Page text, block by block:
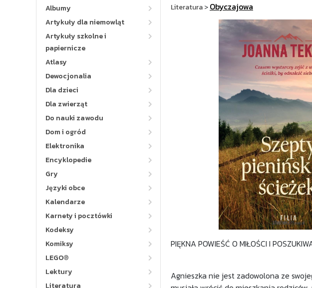
Albumy
Artykuły dla niemowląt
Artykuły szkolne i
papiernicze
Atlasy
Dewocjonalia
Dla dzieci
Dla zwierząt
Do nauki zawodu
Dom i ogród
Elektronika
Encyklopedie
Gry
Języki obce
Kalendarze
Karnety i pocztówki
Kodeksy
Komiksy
LEGO®
Lektury
Literatura
Literatura>Obyczajowa
PIĘKNA POWIEŚĆ O MIŁOŚCI I
Agnieszka nie jest zadowolona ze